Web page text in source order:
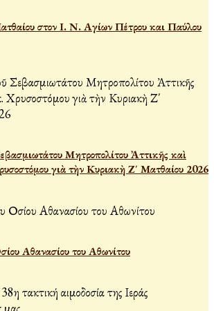
στον Ι. Ν. Αγίων Πέτρου και Παύλου
Μητροπολίτου Ἀττικῆς καὶ
γιὰ τὴν Κυριακὴ Ζ΄ Ματθαίου 2026
Αθανασίου του Αθωνίτου